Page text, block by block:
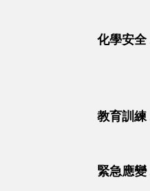
化學安全
教育訓練
緊急應變